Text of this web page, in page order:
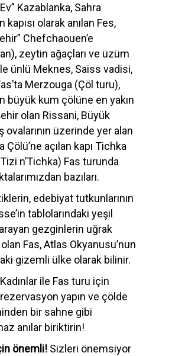
Kazablanka, Sahra
kapısı olarak anılan Fes,
Chefchaouen’e
zeytin ağaçları ve üzüm
ünlü Meknes, Saiss vadisi,
Merzouga (Çöl turu),
büyük kum çölüne en yakın
olan Rissani, Büyük
ovalarının üzerinde yer alan
Çölü’ne açılan kapı Tichka
n’Tichka) Fas turunda
bazıları.
edebiyat tutkunlarının
tablolarındaki yeşil
gezginlerin uğrak
Fas, Atlas Okyanusu’nun
gizemli ülke olarak bilinir.
ile Fas turu için
yapın ve çölde
bir sahne gibi
anılar biriktirin!
önemli! Sizleri önemsiyor